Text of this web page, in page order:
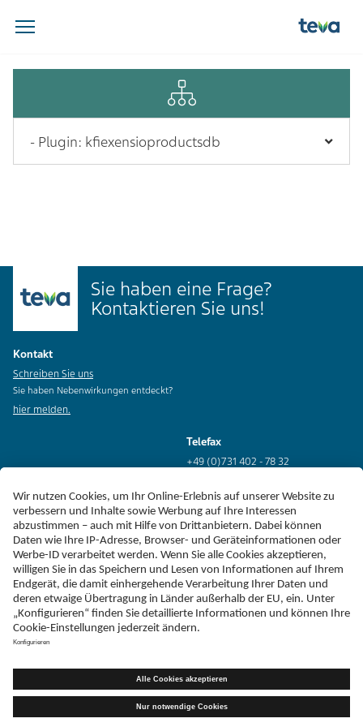
Sie haben eine Frage?
Kontaktieren Sie uns!
Kontakt
Schreiben Sie uns
Sie haben Nebenwirkungen entdeckt?
hier melden.
Telefax
+49 (0)731 402 - 78 32
Adresse
Teva GmbH
Graf-Arco-Straße 3
D-89079 Ulm
Erklärung zur Barrierefreiheit
Impressum
Datenschutz
Haftungsausschluss